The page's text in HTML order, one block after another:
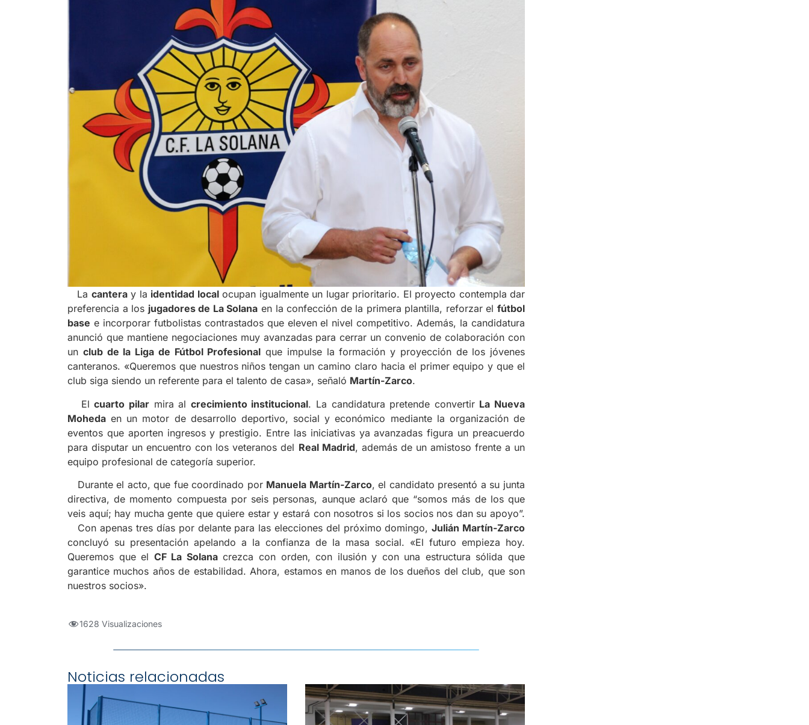
La canteray la identidad localocupan igualmente un lugar prioritario. El proyecto contempla dar
preferencia a los jugadores de La Solana en la confección de la primera plantilla, reforzar el fútbol
base e incorporar futbolistas contrastados que eleven el nivel competitivo. Además, la candidatura
anunció que mantiene negociaciones muy avanzadas para cerrar un convenio de colaboración con
un club de la Liga de Fútbol Profesional que impulse la formación y proyección de los jóvenes
canteranos. «Queremos que nuestros niños tengan un camino claro hacia el primer equipo y que el
club siga siendo un referente para el talento de casa», señaló Martín-Zarco.
Elcuarto pilar mira al crecimiento institucional. La candidatura pretende convertir La Nueva
Moheda en un motor de desarrollo deportivo, social y económico mediante la organización de
eventos que aporten ingresos y prestigio. Entre las iniciativas ya avanzadas figura un preacuerdo
para disputar un encuentro con los veteranos del Real Madrid, además de un amistoso frente a un
equipo profesional de categoría superior.
Durante el acto, que fue coordinado por Manuela Martín-Zarco, el candidato presentó a su junta
directiva, de momento compuesta por seis personas, aunque aclaró que “somos más de los que
veis aquí; hay mucha gente que quiere estar y estará con nosotros si los socios nos dan su apoyo”.
Con apenas tres días por delante para las elecciones del próximo domingo,Julián Martín-Zarco
concluyó su presentación apelando a la confianza de la masa social. «El futuro empieza hoy.
Queremos que el CF La Solanacrezca con orden, con ilusión y con una estructura sólida que
garantice muchos años de estabilidad. Ahora, estamos en manos de los dueños del club, que son
nuestros socios».
1628 Visualizaciones
Noticias relacionadas